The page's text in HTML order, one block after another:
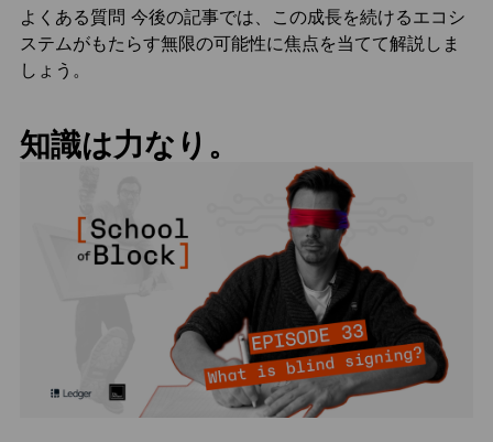
よくある質問 今後の記事では、この成長を続けるエコシ
ステムがもたらす無限の可能性に焦点を当てて解説しま
しょう。
知識は力なり。